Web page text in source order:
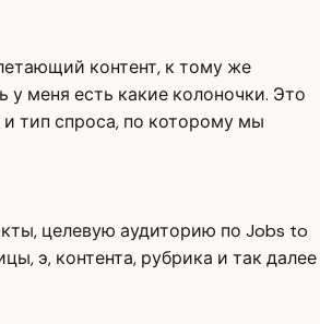
контент, к тому же
меня есть какие колоночки. Это
тип спроса, по которому мы
целевую аудиторию по Jobs to
э, контента, рубрика и так далее